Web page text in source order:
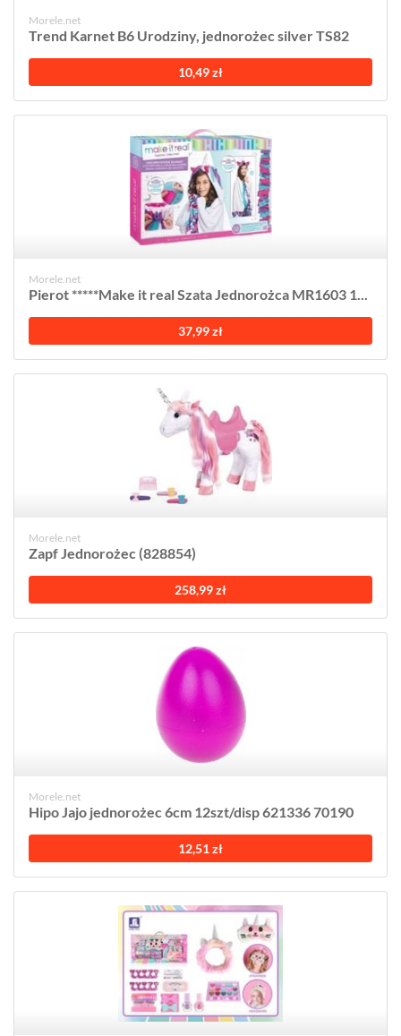
Morele.net
Trend Karnet B6 Urodziny, jednorożec silver TS82
10,49 zł
Morele.net
Pierot *****Make it real Szata Jednorożca MR1603 1...
37,99 zł
Morele.net
Zapf Jednorożec (828854)
258,99 zł
Morele.net
Hipo Jajo jednorożec 6cm 12szt/disp 621336 70190
12,51 zł